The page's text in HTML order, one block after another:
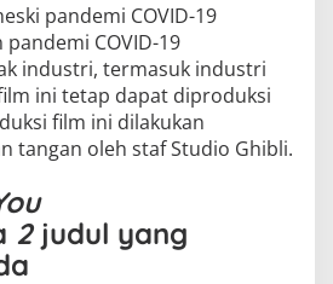
pandemi COVID-19
COVID-19
industri, termasuk industri
ini tetap dapat diproduksi
film ini dilakukan
tangan oleh staf Studio Ghibli.
2judul yang